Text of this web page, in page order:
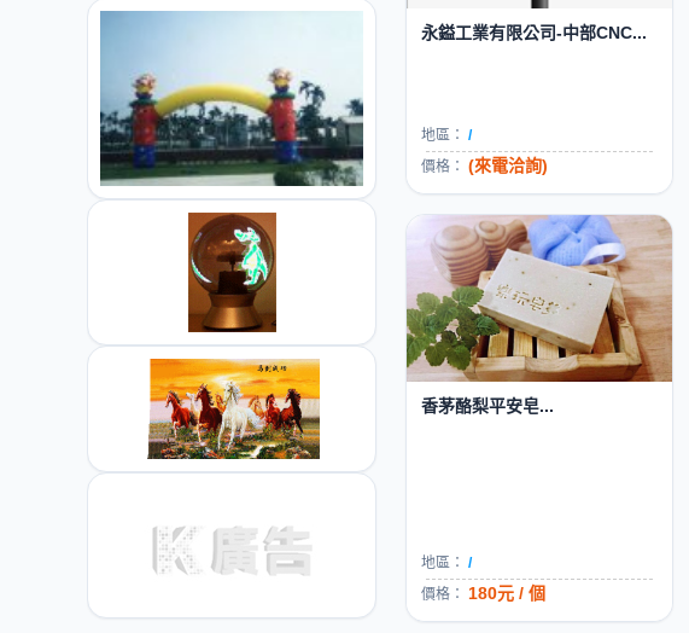
永鎰工業有限公司-中部CNC...
地區： /
價格： (來電洽詢)
香茅酪梨平安皂...
地區： /
價格： 180元 / 個